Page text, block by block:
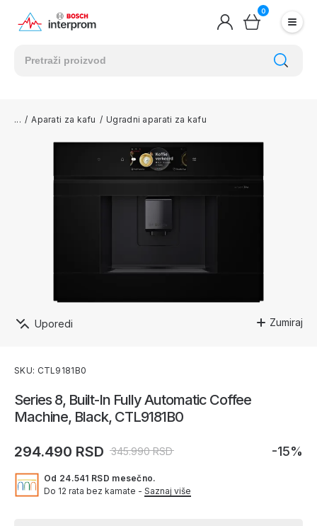
0
Zumiraj
Uporedi
/ Aparati za kafu / Ugradni aparati za kafu
Series 8, Built-In Fully Automatic Coffee
Machine, Black, CTL9181B0
294.490 RSD 345.990 RSD -15%
Od 24.541 RSD mesečno.
Do 12 rata bez kamate - Saznaj više
SKU: CTL9181B0